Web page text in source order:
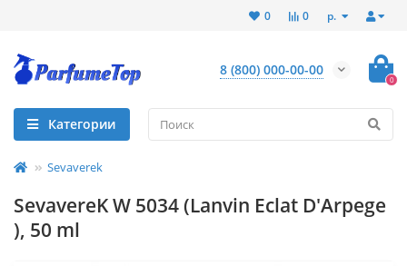
р.
0
0
8 (800) 000-00-00
0
Категории
Sevaverek
SevavereK W 5034 (Lanvin Eclat D'Arpege
), 50 ml